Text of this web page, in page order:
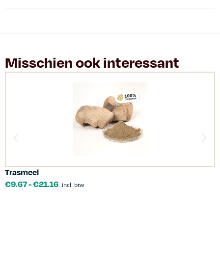
Misschien ook interessant
Trasmeel
€9.67-€21.16 incl. btw